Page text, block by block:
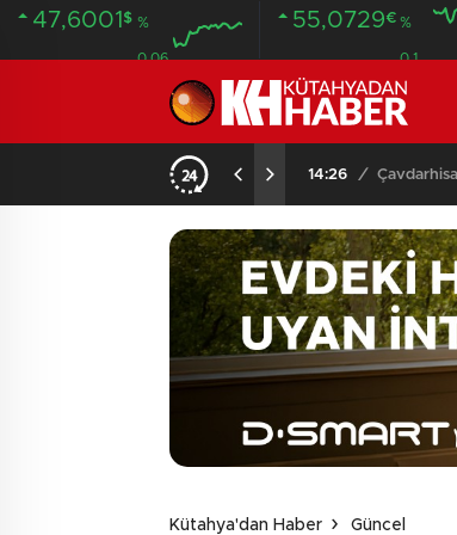
47,6001 $ %
0.06
55,0729€ %
0.1
14:26 /
Kütahya'dan Haber Güncel